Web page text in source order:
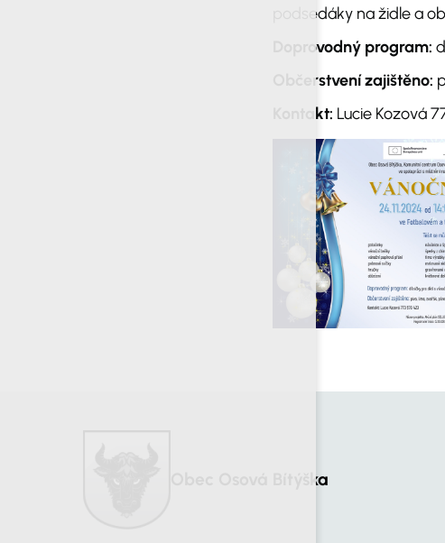
podsedáky na židle a
Doprovodný program:
Občerstvení zajištěno:
Kontakt: Lucie Kozová
Obec Osová Bítýška